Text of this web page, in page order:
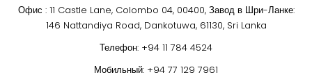
Офис : 11 Castle Lane, Colombo 04, 00400, Завод в Шри-Ланке:
146 Nattandiya Road, Dankotuwa, 61130, Sri Lanka
Телефон: +94 11 784 4524
Мобильный: +94 77 129 7961